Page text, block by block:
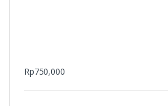
Rp750,000